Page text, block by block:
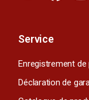
Service
Enregistrement de
Déclaration de